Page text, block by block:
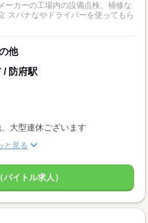
ーカーの工場内の設備点検、補修な
スパナなやドライバーを使ってもら
他
/ 防府駅
大型連休ございます
と見る
イトル求人）